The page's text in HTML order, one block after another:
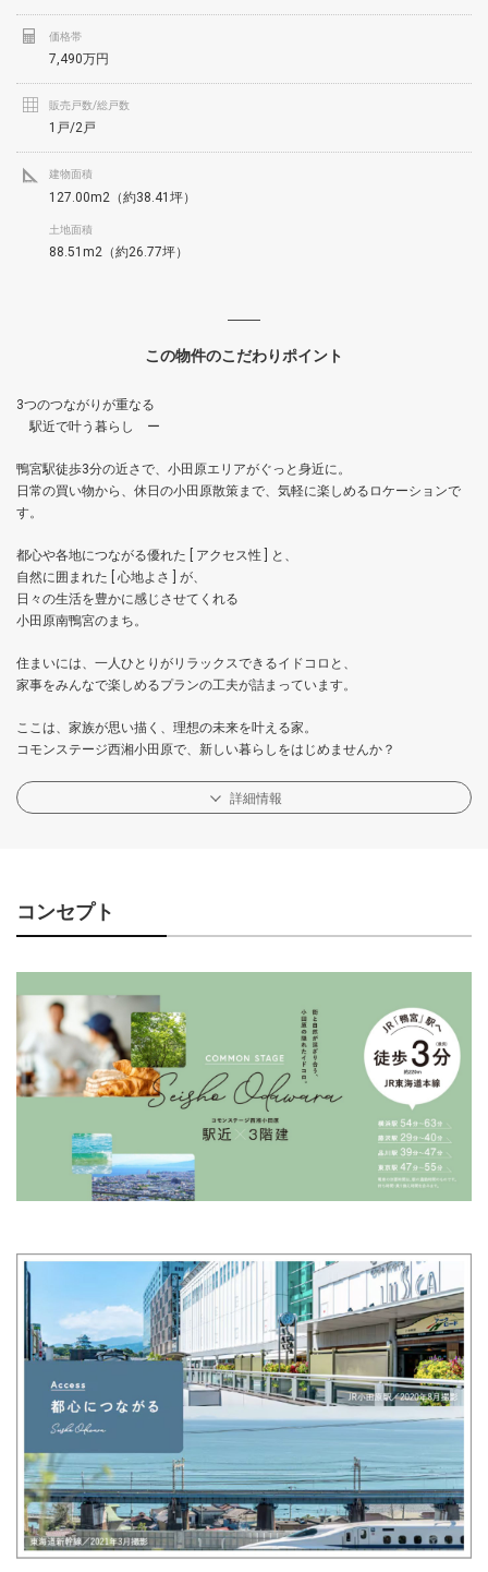
価格帯
7,490万円
販売戸数/総戸数
1戸/2戸
建物面積
127.00m2（約38.41坪）
土地面積
88.51m2（約26.77坪）
この物件のこだわりポイント
3つのつながりが重なる
駅近で叶う暮らし ー
鴨宮駅徒歩3分の近さで、小田原エリアがぐっと身近に。
日常の買い物から、休日の小田原散策まで、気軽に楽しめるロケーションで
す。
都心や各地につながる優れた [ アクセス性 ] と、
自然に囲まれた [ 心地よさ ] が、
日々の生活を豊かに感じさせてくれる
小田原南鴨宮のまち。
住まいには、一人ひとりがリラックスできるイドコロと、
家事をみんなで楽しめるプランの工夫が詰まっています。
ここは、家族が思い描く、理想の未来を叶える家。
コモンステージ西湘小田原で、新しい暮らしをはじめませんか？
詳細情報
コンセプト